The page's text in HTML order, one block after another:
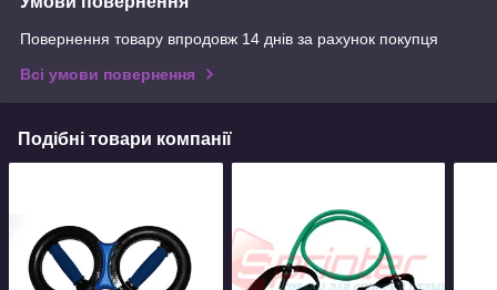
Повернення товару впродовж 14 днів за рахунок покупця
Всі умови повернення
Подібні товари компанії